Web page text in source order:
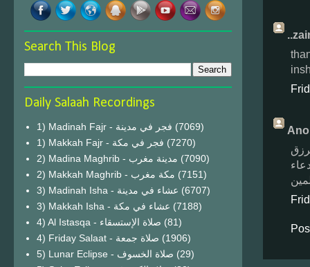
Search This Blog
Daily Salaah Recordings
1) Madinah Fajr - فجر في مدينة (7069)
1) Makkah Fajr - فجر في مكة (7270)
2) Madina Maghrib - مدينة مغرب (7090)
2) Makkah Maghrib - مكة مغرب (7151)
3) Madinah Isha - عشاء في مدينة (6707)
3) Makkah Isha - عشاء في مكة (7188)
4) Al Istasqa - صلاة الإستسقاء (81)
4) Friday Salaat - صلاة جمعة (1906)
5) Lunar Eclipse - صلاة الخسوف (29)